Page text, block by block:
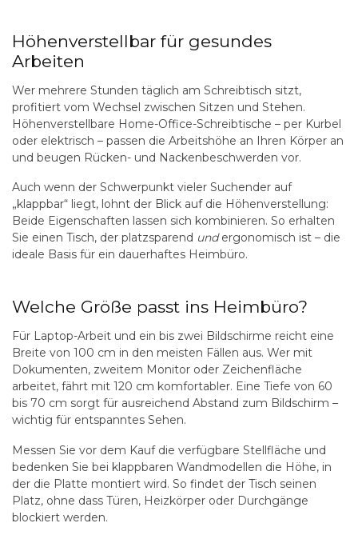
Höhenverstellbar für gesundes
Arbeiten
Wer mehrere Stunden täglich am Schreibtisch sitzt,
profitiert vom Wechsel zwischen Sitzen und Stehen.
Höhenverstellbare Home-Office-Schreibtische – per Kurbel
oder elektrisch – passen die Arbeitshöhe an Ihren Körper an
und beugen Rücken- und Nackenbeschwerden vor.
Auch wenn der Schwerpunkt vieler Suchender auf
„klappbar“ liegt, lohnt der Blick auf die Höhenverstellung:
Beide Eigenschaften lassen sich kombinieren. So erhalten
Sie einen Tisch, der platzsparend undergonomisch ist – die
ideale Basis für ein dauerhaftes Heimbüro.
Welche Größe passt ins Heimbüro?
Für Laptop-Arbeit und ein bis zwei Bildschirme reicht eine
Breite von 100 cm in den meisten Fällen aus. Wer mit
Dokumenten, zweitem Monitor oder Zeichenfläche
arbeitet, fährt mit 120 cm komfortabler. Eine Tiefe von 60
bis 70 cm sorgt für ausreichend Abstand zum Bildschirm –
wichtig für entspanntes Sehen.
Messen Sie vor dem Kauf die verfügbare Stellfläche und
bedenken Sie bei klappbaren Wandmodellen die Höhe, in
der die Platte montiert wird. So findet der Tisch seinen
Platz, ohne dass Türen, Heizkörper oder Durchgänge
blockiert werden.